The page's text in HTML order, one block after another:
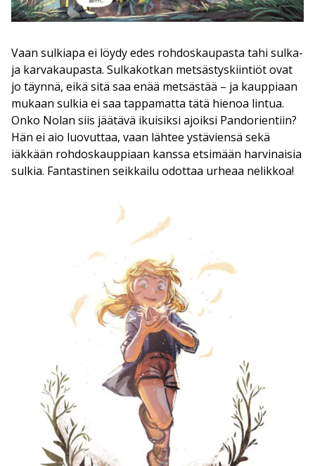
Vaan sulkiapa ei löydy edes rohdoskaupasta tahi sulka-
ja karvakaupasta. Sulkakotkan metsästyskiintiöt ovat
jo täynnä, eikä sitä saa enää metsästää – ja kauppiaan
mukaan sulkia ei saa tappamatta tätä hienoa lintua.
Onko Nolan siis jäätävä ikuisiksi ajoiksi Pandorientiin?
Hän ei aio luovuttaa, vaan lähtee ystäviensä sekä
iäkkään rohdoskauppiaan kanssa etsimään harvinaisia
sulkia. Fantastinen seikkailu odottaa urheaa nelikkoa!